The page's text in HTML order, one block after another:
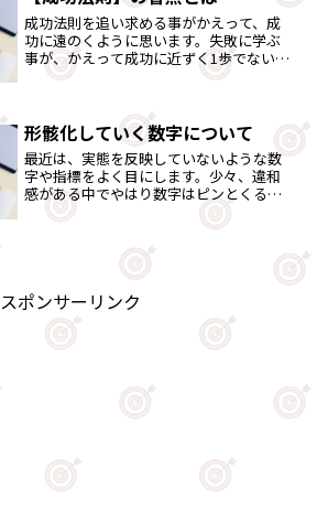
成功法則を追い求める事がかえって、成
功に遠のくように思います。失敗に学ぶ
事が、かえって成功に近ずく1歩でないで
形骸化していく数字について
最近は、実態を反映していないような数
字や指標をよく目にします。少々、違和
感がある中でやはり数字はピンとくるも
のでないと思います。その辺を語りまし
スポンサーリンク